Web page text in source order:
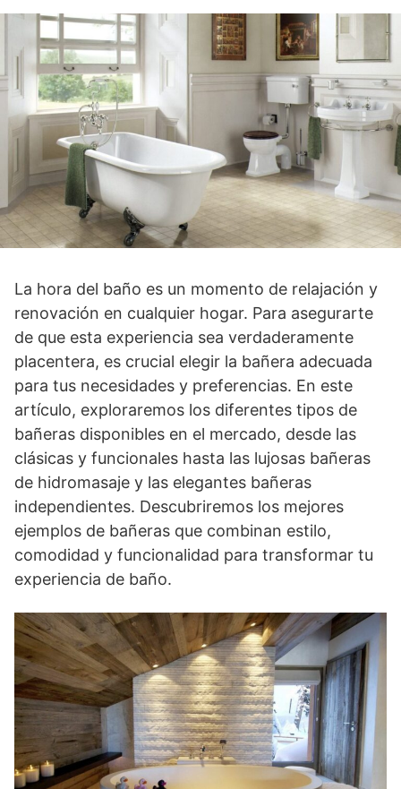
La hora del baño es un momento de relajación y
renovación en cualquier hogar. Para asegurarte
de que esta experiencia sea verdaderamente
placentera, es crucial elegir la bañera adecuada
para tus necesidades y preferencias. En este
artículo, exploraremos los diferentes tipos de
bañeras disponibles en el mercado, desde las
clásicas y funcionales hasta las lujosas bañeras
de hidromasaje y las elegantes bañeras
independientes. Descubriremos los mejores
ejemplos de bañeras que combinan estilo,
comodidad y funcionalidad para transformar tu
experiencia de baño.